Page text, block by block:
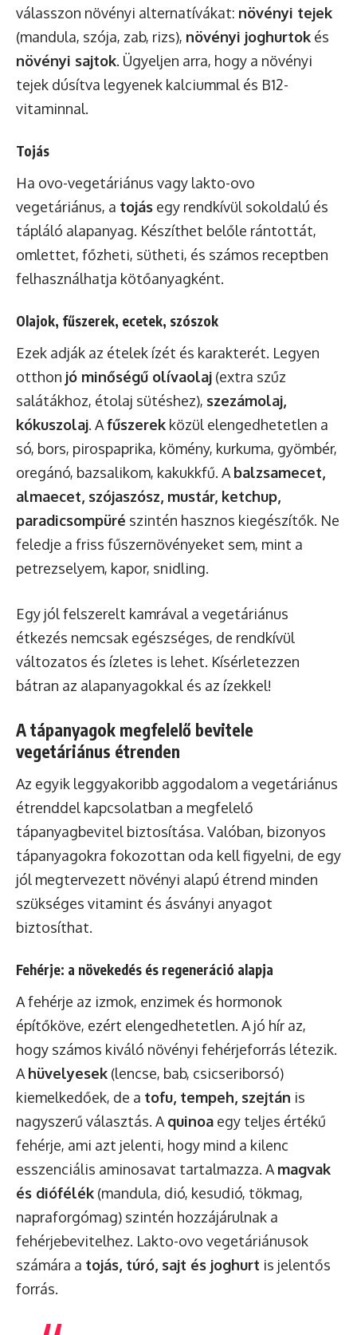
válasszon növényi alternatívákat: növényi tejek
(mandula, szója, zab, rizs), növényi joghurtok és
növényi sajtok. Ügyeljen arra, hogy a növényi
tejek dúsítva legyenek kalciummal és B12-
vitaminnal.
Tojás
Ha ovo-vegetáriánus vagy lakto-ovo
vegetáriánus, a tojás egy rendkívül sokoldalú és
tápláló alapanyag. Készíthet belőle rántottát,
omlettet, főzheti, sütheti, és számos receptben
felhasználhatja kötőanyagként.
Olajok, fűszerek, ecetek, szószok
Ezek adják az ételek ízét és karakterét. Legyen
otthon jó minőségű olívaolaj (extra szűz
salátákhoz, étolaj sütéshez), szezámolaj,
kókuszolaj. Afűszerek közül elengedhetetlen a
só, bors, pirospaprika, kömény, kurkuma, gyömbér,
oregánó, bazsalikom, kakukkfű. A balzsamecet,
almaecet, szójaszósz, mustár, ketchup,
paradicsompüré szintén hasznos kiegészítők. Ne
feledje a friss fűszernövényeket sem, mint a
petrezselyem, kapor, snidling.
Egy jól felszerelt kamrával a vegetáriánus
étkezés nemcsak egészséges, de rendkívül
változatos és ízletes is lehet. Kísérletezzen
bátran az alapanyagokkal és az ízekkel!
A tápanyagok megfelelő bevitele
vegetáriánus étrenden
Az egyik leggyakoribb aggodalom a vegetáriánus
étrenddel kapcsolatban a megfelelő
tápanyagbevitel biztosítása. Valóban, bizonyos
tápanyagokra fokozottan oda kell figyelni, de egy
jól megtervezett növényi alapú étrend minden
szükséges vitamint és ásványi anyagot
biztosíthat.
Fehérje: a növekedés és regeneráció alapja
A fehérje az izmok, enzimek és hormonok
építőköve, ezért elengedhetetlen. A jó hír az,
hogy számos kiváló növényi fehérjeforrás létezik.
A hüvelyesek (lencse, bab, csicseriborsó)
kiemelkedőek, de a tofu, tempeh, szejtán is
nagyszerű választás. A quinoa egy teljes értékű
fehérje, ami azt jelenti, hogy mind a kilenc
esszenciális aminosavat tartalmazza. A magvak
és diófélék (mandula, dió, kesudió, tökmag,
napraforgómag) szintén hozzájárulnak a
fehérjebevitelhez. Lakto-ovo vegetáriánusok
számára a tojás, túró, sajt és joghurt is jelentős
forrás.